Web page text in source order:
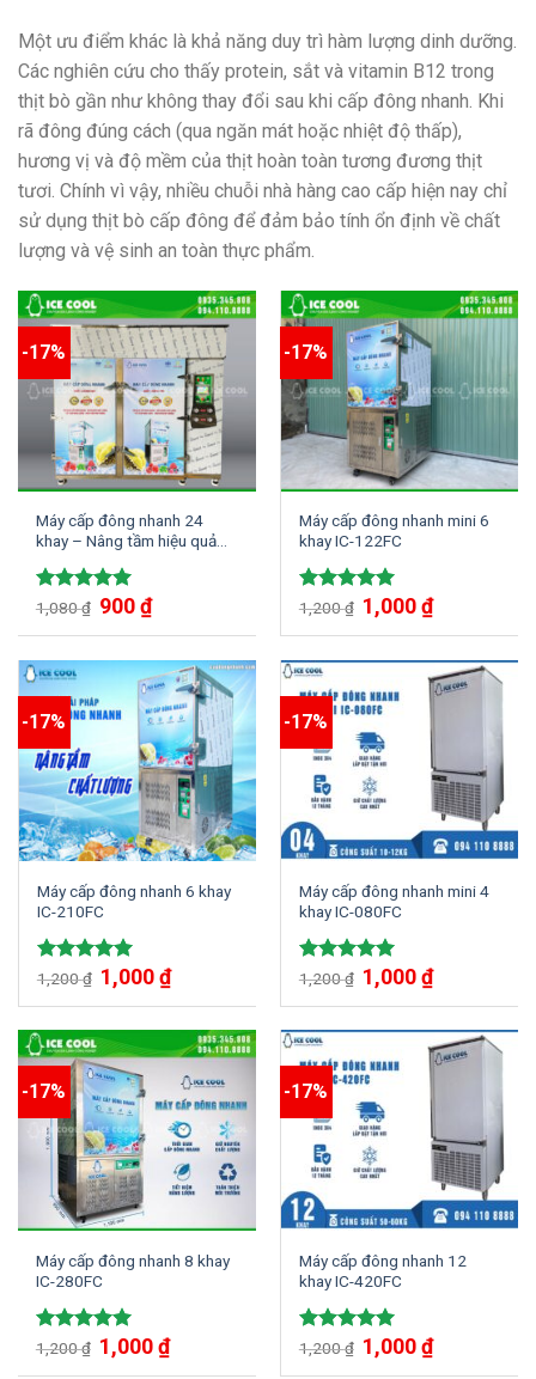
Một ưu điểm khác là khả năng duy trì hàm lượng dinh dưỡng.
Các nghiên cứu cho thấy protein, sắt và vitamin B12 trong
thịt bò gần như không thay đổi sau khi cấp đông nhanh. Khi
rã đông đúng cách (qua ngăn mát hoặc nhiệt độ thấp),
hương vị và độ mềm của thịt hoàn toàn tương đương thịt
tươi. Chính vì vậy, nhiều chuỗi nhà hàng cao cấp hiện nay chỉ
sử dụng thịt bò cấp đông để đảm bảo tính ổn định về chất
lượng và vệ sinh an toàn thực phẩm.
-17%
Máy cấp đông nhanh 24
khay – Nâng tầm hiệu quả
thực phẩm hiện đại
Được xếp
1,080₫ 900₫
-17%
Máy cấp đông nhanh mini 6
khay IC-122FC
Được xếp
5.00
1,200₫ 1,000₫
-17%
Máy cấp đông nhanh 6 khay
IC-210FC
Được xếp
5.00
5 sao
1,200₫ 1,000₫
-17%
Máy cấp đông nhanh mini 4
khay IC-080FC
Được xếp
5.00
5 sao
1,200₫ 1,000₫
-17%
Máy cấp đông nhanh 8 khay
IC-280FC
Được xếp
5.00
1,200₫ 1,000₫
-17%
Máy cấp đông nhanh 12
khay IC-420FC
Được xếp
5.00
1,200₫ 1,000₫